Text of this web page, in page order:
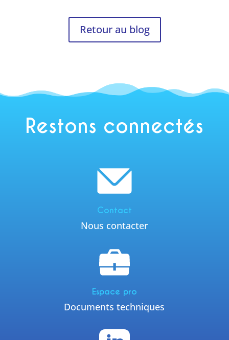
Retour au blog
Restons connectés
Contact
Nous contacter
Espace pro
Documents techniques